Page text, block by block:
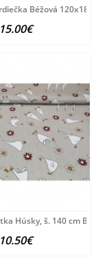
Béžová 120x180
15.00€
Húsky, š. 140 cm
10.50€